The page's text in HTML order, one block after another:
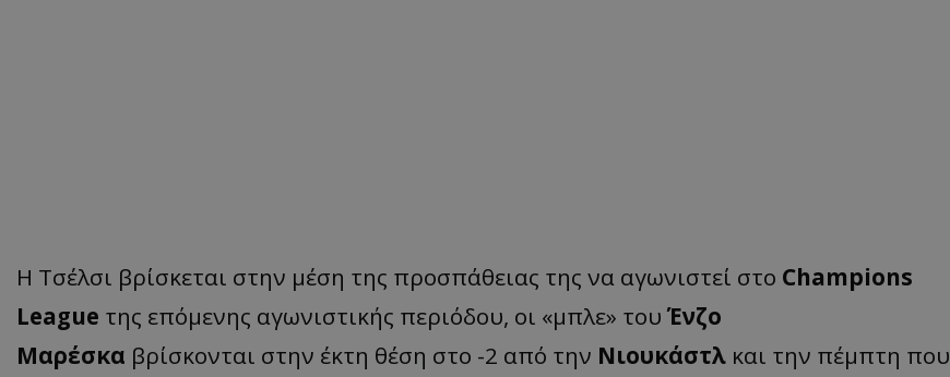
Η Τσέλσι βρίσκεται στην μέση της προσπάθειας της να αγωνιστεί στο Champions
League της επόμενης αγωνιστικής περιόδου, οι «μπλε» του Ένζο
Μαρέσκα βρίσκονται στην έκτη θέση στο -2 από την Νιουκάστλ και την πέμπτη που